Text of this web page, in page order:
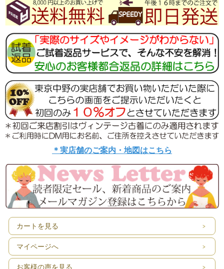
＊実店舗のご案内・地図はこちら
カートを見る
マイページへ
お客様の声を見る